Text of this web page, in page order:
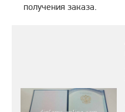
получения заказа.